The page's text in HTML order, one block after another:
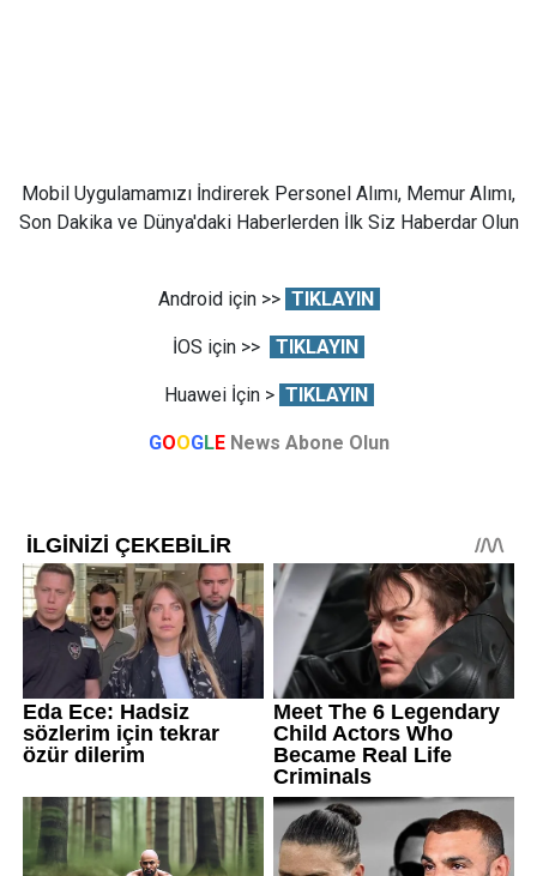
Mobil Uygulamamızı İndirerek Personel Alımı, Memur Alımı,
Son Dakika ve Dünya'daki Haberlerden İlk Siz Haberdar Olun
Android için >> TIKLAYIN
İOS için >> TIKLAYIN
Huawei İçin > TIKLAYIN
GOOGLE News Abone Olun